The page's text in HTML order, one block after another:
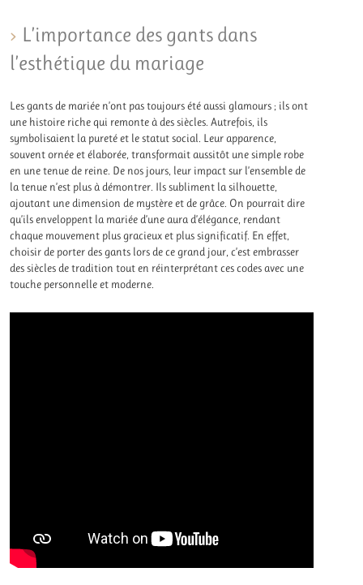
L’importance des gants dans
l’esthétique du mariage
Les gants de mariée n’ont pas toujours été aussi glamours ; ils ont
une histoire riche qui remonte à des siècles. Autrefois, ils
symbolisaient la pureté et le statut social. Leur apparence,
souvent ornée et élaborée, transformait aussitôt une simple robe
en une tenue de reine. De nos jours, leur impact sur l’ensemble de
la tenue n’est plus à démontrer. Ils subliment la silhouette,
ajoutant une dimension de mystère et de grâce. On pourrait dire
qu’ils enveloppent la mariée d’une aura d’élégance, rendant
chaque mouvement plus gracieux et plus significatif. En effet,
choisir de porter des gants lors de ce grand jour, c’est embrasser
des siècles de tradition tout en réinterprétant ces codes avec une
touche personnelle et moderne.